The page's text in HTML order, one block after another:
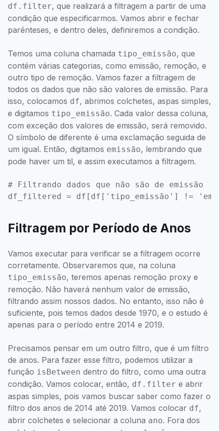
df.filter, que realizará a filtragem a partir de uma
condição que especificarmos. Vamos abrir e fechar
parênteses, e dentro deles, definiremos a condição.
Temos uma coluna chamada tipo_emissão, que
contém várias categorias, como emissão, remoção, e
outro tipo de remoção. Vamos fazer a filtragem de
todos os dados que não são valores de emissão. Para
isso, colocamos df, abrimos colchetes, aspas simples,
e digitamos tipo_emissão. Cada valor dessa coluna,
com exceção dos valores de emissão, será removido.
O símbolo de diferente é uma exclamação seguida de
um igual. Então, digitamos emissão, lembrando que
pode haver um til, e assim executamos a filtragem.
# Filtrando dados que não são de emissão
Filtragem por Período de Anos
Vamos executar para verificar se a filtragem ocorre
corretamente. Observaremos que, na coluna
tipo_emissão, teremos apenas remoção proxy e
remoção. Não haverá nenhum valor de emissão,
filtrando assim nossos dados. No entanto, isso não é
suficiente, pois temos dados desde 1970, e o estudo é
apenas para o período entre 2014 e 2019.
Precisamos pensar em um outro filtro, que é um filtro
de anos. Para fazer esse filtro, podemos utilizar a
função isBetween dentro do filtro, como uma outra
condição. Vamos colocar, então, df.filter e abrir
aspas simples, pois vamos buscar saber como fazer o
filtro dos anos de 2014 até 2019. Vamos colocar df,
abrir colchetes e selecionar a coluna ano. Fora dos